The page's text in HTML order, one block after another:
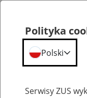
Polityka
Polski
Serwisy ZUS